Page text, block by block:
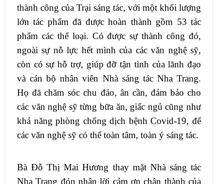
thành công của Trại sáng tác, với một khối lượng
lớn tác phẩm đã được hoàn thành gồm 53 tác
phẩm các thể loại. Có được sự thành công đó,
ngoài sự nỗ lực hết mình của các văn nghệ sỹ,
còn có sự hỗ trợ, giúp đỡ tận tình của lãnh đạo
và cán bộ nhân viên Nhà sáng tác Nha Trang.
Họ đã chăm sóc chu đáo, ân cần, đảm bảo cho
các văn nghệ sỹ từng bữa ăn, giấc ngủ cũng như
khả năng phòng chống dịch bệnh Covid-19, để
các văn nghệ sỹ có thể toàn tâm, toàn ý sáng tác.
Bà Đỗ Thị Mai Hương thay mặt Nhà sáng tác
Nha Trang đón nhận lời cảm ơn chân thành của